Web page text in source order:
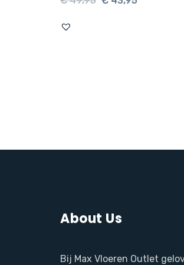
About Us
Bij Max Vloeren Outlet